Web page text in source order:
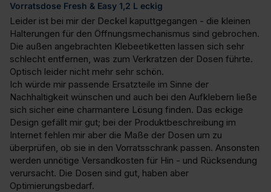
Vorratsdose Fresh & Easy 1,2 L eckig
Leider ist bei mir der Deckel kaputtgegangen - die kleinen
Halterungen für den Öffnungsmechanismus sind gebrochen.
Die außen angebrachten Klebeetiketten lassen sich sehr
schlecht entfernen, was zum Verkratzen der Dosen führte.
Optisch leider nicht mehr sehr schön.
Ich würde mir passende Ersatzteile im Sinne der
Nachhaltigkeit wünschen und auch bei den Aufklebern ließe
sich sicher eine charmantere Lösung finden. Das eckige
Design gefällt mir gut; bei der Produktbeschreibung im
Internet fehlen mir aber die Maße der Dosen um zu
überprüfen, ob sie in den Vorratsschrank passen. Ansonsten
werden unnötige Versandkosten für Hin - und Rücksendung
verursacht. Die Dosen sind gut, haben aber
Optimierungsbedarf.